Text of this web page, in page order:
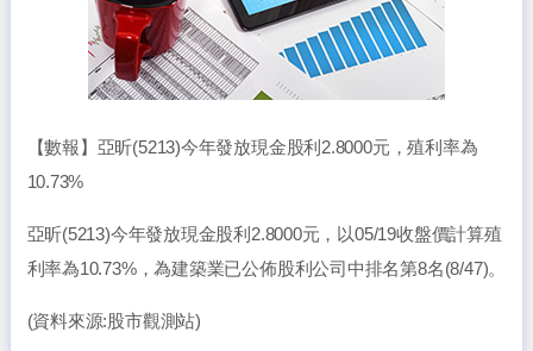
【數報】亞昕(5213)今年發放現金股利2.8000元，殖利率為
10.73%
亞昕(5213)今年發放現金股利2.8000元，以05/19收盤價計算殖
利率為10.73%，為建築業已公佈股利公司中排名第8名(8/47)。
(資料來源:股市觀測站)